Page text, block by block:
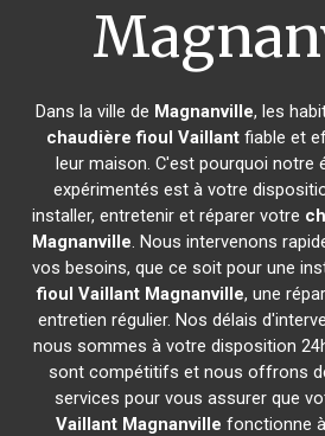
Dans la ville de Magnanville, les
chaudière fioul Vaillantfiable et
leur maison. C'est pourquoi notre
expérimentés est à votre
installer, entretenir et réparer votre
Magnanville. Nous intervenons
vos besoins, que ce soit pour une
fioul Vaillant Magnanville, une
entretien régulier. Nos délais
nous sommes à votre disposition
sont compétitifs et nous offrons
services pour vous assurer que
Vaillant Magnanville fonctionne